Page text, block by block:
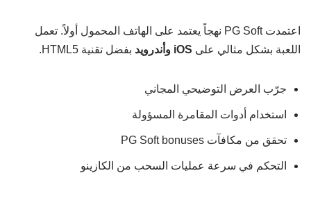
اعتمدت PG Soft نهجاً يعتمد على الهاتف المحمول أولاً. تعمل
اللعبة بشكل مثالي على iOS وأندرويد بفضل تقنية HTML5.
جرّب العرض التوضيحي المجاني
استخدام أدوات المقامرة المسؤولة
تحقق من مكافآت PG Soft bonuses
التحكم في سرعة عمليات السحب من الكازينو